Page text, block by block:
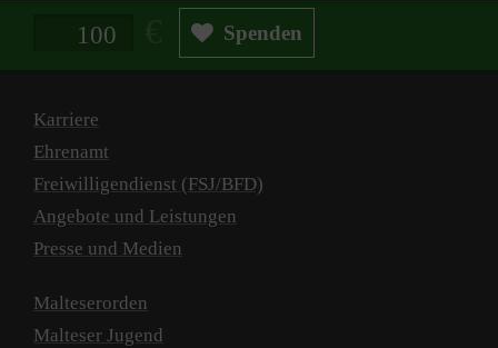
Spendenbetrag in Euro Spenden
Karriere
Ehrenamt
Freiwilligendienst (FSJ/BFD)
Angebote und Leistungen
Presse und Medien
Malteserorden
Malteser Jugend